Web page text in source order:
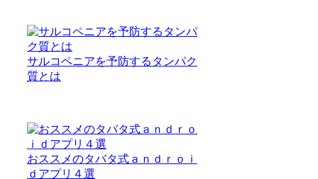
サルコペニアを予防するタンパク
質とは
おススメのタバタ式ａｎｄｒｏｉ
ｄアプリ４選